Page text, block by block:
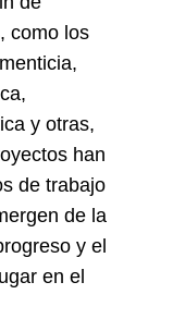
como los
y otras,
han
de trabajo
de la
y el
en el